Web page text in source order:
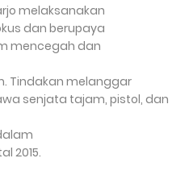
melaksanakan
dan berupaya
mencegah dan
Tindakan melanggar
senjata tajam, pistol, dan
2015.